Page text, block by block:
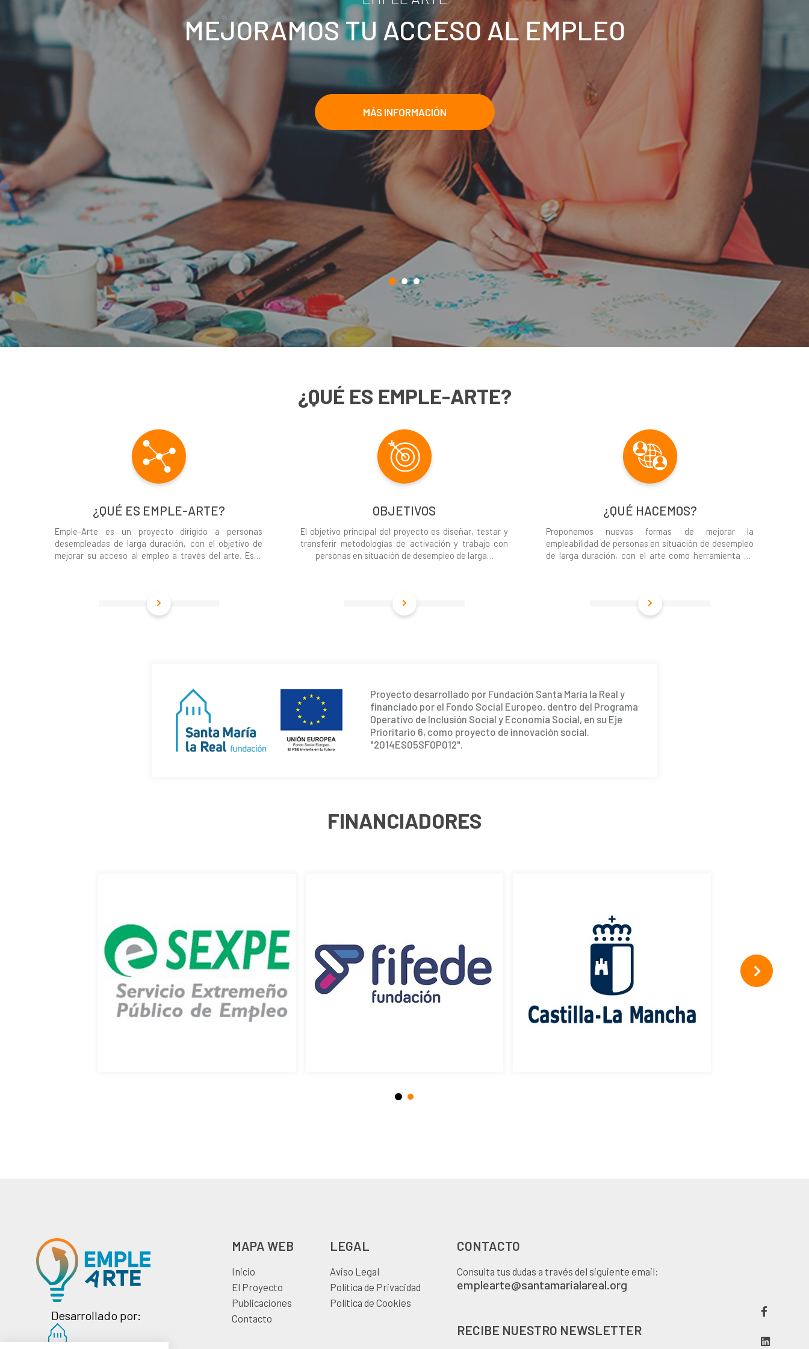
MEJORAMOS TU ACCESO AL EMPLEO
MÁS INFORMACIÓN
¿QUÉ ES EMPLE-ARTE?
¿QUÉ ES EMPLE-ARTE?
Emple-Arte es un proyecto dirigido a personas
desempleadas de larga duración, con el objetivo de
mejorar su acceso al empleo a través del arte. Está
OBJETIVOS
El objetivo principal del proyecto es diseñar, testar y
transferir metodologías de activación y trabajo con
personas en situación de desempleo de larga…
¿QUÉ HACEMOS?
Proponemos nuevas formas de mejorar la
empleabilidad de personas en situación de desempleo
de larga duración, con el arte como herramienta de
Proyecto desarrollado por Fundación Santa María la Real y
financiado por el Fondo Social Europeo, dentro del Programa
Operativo de Inclusión Social y Economía Social, en su Eje
Prioritario 6, como proyecto de innovación social.
"2014ES05SFOP012".
FINANCIADORES
Desarrollado por:
MAPA WEB
Inicio
El Proyecto
Publicaciones
Contacto
LEGAL
Aviso Legal
Política de Privacidad
Política de Cookies
CONTACTO
Consulta tus dudas a través del siguiente email:
emplearte@santamarialareal.org
RECIBE NUESTRO NEWSLETTER